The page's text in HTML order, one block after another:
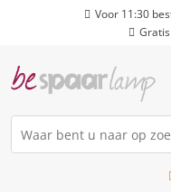
Voor 11:30